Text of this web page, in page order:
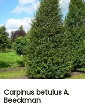
Carpinus betulus A.
Beeckman